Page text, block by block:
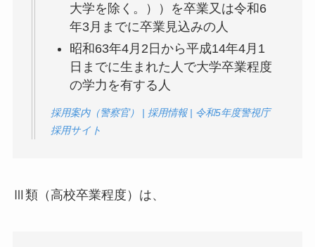
大学を除く。））を卒業又は令和6
年3月までに卒業見込みの人
昭和63年4月2日から平成14年4月1
日までに生まれた人で大学卒業程度
の学力を有する人
採用案内（警察官） | 採用情報 | 令和5年度警視庁
採用サイト
Ⅲ類（高校卒業程度）は、